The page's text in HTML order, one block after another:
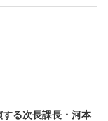
る次長課長・河本